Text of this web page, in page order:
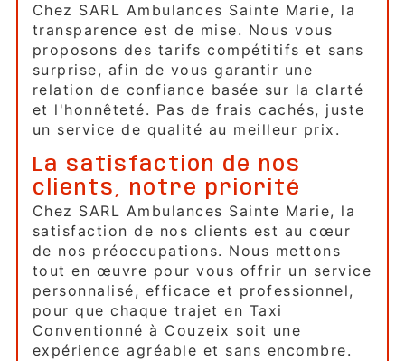
Chez SARL Ambulances Sainte Marie, la
transparence est de mise. Nous vous
proposons des tarifs compétitifs et sans
surprise, afin de vous garantir une
relation de confiance basée sur la clarté
et l'honnêteté. Pas de frais cachés, juste
un service de qualité au meilleur prix.
La satisfaction de nos
clients, notre priorité
Chez SARL Ambulances Sainte Marie, la
satisfaction de nos clients est au cœur
de nos préoccupations. Nous mettons
tout en œuvre pour vous offrir un service
personnalisé, efficace et professionnel,
pour que chaque trajet en Taxi
Conventionné à Couzeix soit une
expérience agréable et sans encombre.